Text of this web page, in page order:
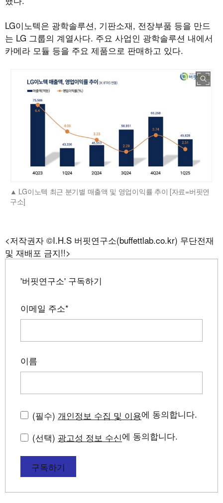
LG이노텍은 광학솔루션, 기판소재, 전장부품 등을 만드
는 LG 그룹의 계열사다. 주요 사업인 광학솔루션 내에서
카메라 모듈 등을 주요 제품으로 판매하고 있다.
LG이노텍 최근 분기별 매출액 및 영업이익률 추이 [자료=버핏연
구소]
<저작권자 ©I.H.S 버핏연구소(buffettlab.co.kr) 무단전재
및 재배포 금지!!>
'버핏연구소' 구독하기
이메일 주소*
이름
(필수) 개인정보 수집 및 이용에 동의합니다.
(선택) 광고성 정보 수신에 동의합니다.
구독하기